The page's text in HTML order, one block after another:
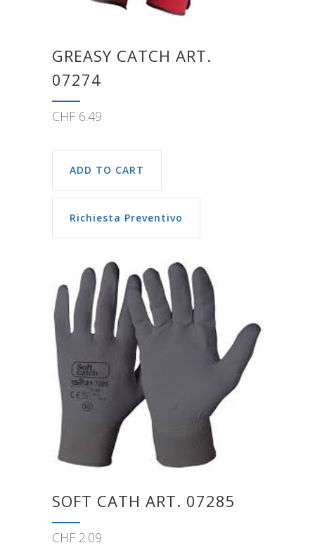
GREASY CATCH ART.
07274
CHF 6.49
ADD TO CART
Richiesta Preventivo
SOFT CATH ART. 07285
CHF 2.09